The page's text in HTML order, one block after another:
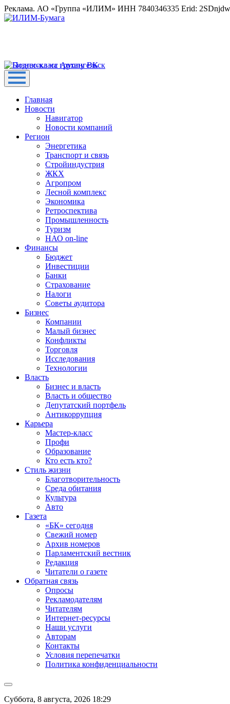
Реклама. АО «Группа «ИЛИМ» ИНН 7840346335 Erid:
Главная
Новости
Навигатор
Новости компаний
Регион
Энергетика
Транспорт и связь
Стройиндустрия
ЖКХ
Агропром
Лесной комплекс
Экономика
Ретроспектива
Промышленность
Туризм
НАО on-line
Финансы
Бюджет
Инвестиции
Банки
Страхование
Налоги
Советы аудитора
Бизнес
Компании
Малый бизнес
Конфликты
Торговля
Исследования
Технологии
Власть
Бизнес и власть
Власть и общество
Депутатский портфель
Антикоррупция
Карьера
Мастер-класс
Профи
Образование
Кто есть кто?
Стиль жизни
Благотворительность
Среда обитания
Культура
Авто
Газета
«БК» сегодня
Свежий номер
Архив номеров
Парламентский вестник
Редакция
Читатели о газете
Обратная связь
Опросы
Рекламодателям
Читателям
Интернет-ресурсы
Наши услуги
Авторам
Контакты
Условия перепечатки
Политика конфиденциальности
Суббота, 8 августа, 2026 18:29